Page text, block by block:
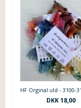
DKK18,00